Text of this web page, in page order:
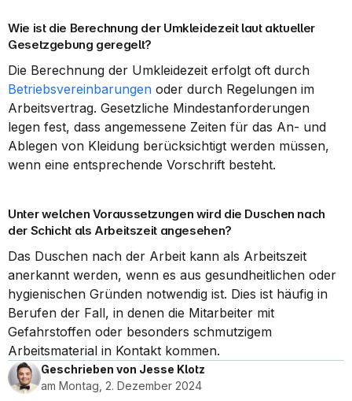
Wie ist die Berechnung der Umkleidezeit laut aktueller
Gesetzgebung geregelt?
Betriebsvereinbarungen oder durch Regelungen im
Arbeitsvertrag. Gesetzliche Mindestanforderungen
legen fest, dass angemessene Zeiten für das An- und
Ablegen von Kleidung berücksichtigt werden müssen,
wenn eine entsprechende Vorschrift besteht.
Unter welchen Voraussetzungen wird die Duschen nach
der Schicht als Arbeitszeit angesehen?
Das Duschen nach der Arbeit kann als Arbeitszeit
anerkannt werden, wenn es aus gesundheitlichen oder
hygienischen Gründen notwendig ist. Dies ist häufig in
Berufen der Fall, in denen die Mitarbeiter mit
Gefahrstoffen oder besonders schmutzigem
Arbeitsmaterial in Kontakt kommen.
Geschrieben von Jesse Klotz
am Montag, 2. Dezember 2024